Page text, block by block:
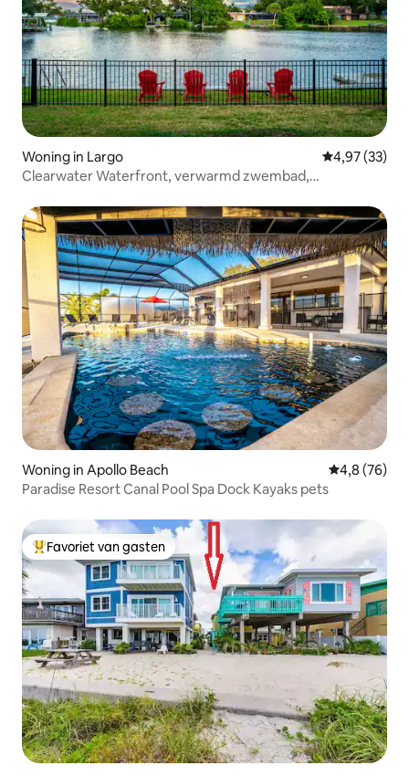
Woning in Largo Gemiddelde
4,97 (33)
Clearwater Waterfront, verwarmd zwembad,
Woning in Apollo Beach Gemiddelde
4,8 (76)
Paradise Resort Canal Pool Spa Dock Kayaks pets
Topfavoriet van gasten
Favoriet van gasten